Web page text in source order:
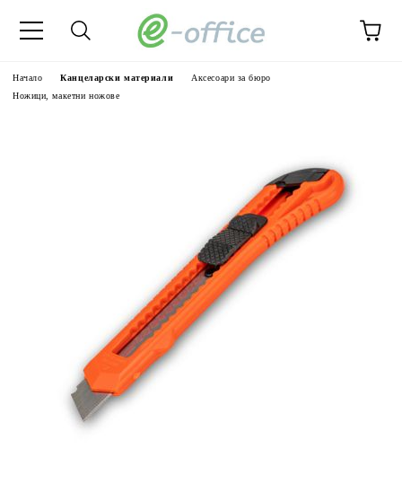
Начало Канцеларски материали
Аксесоари за бюро
Ножици, макетни ножове